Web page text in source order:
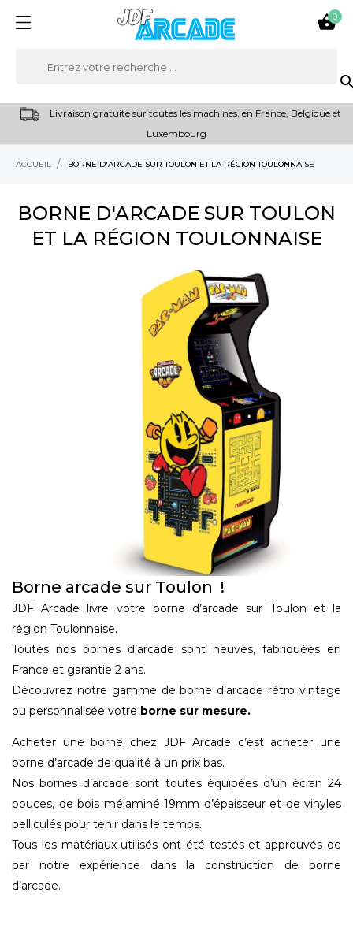

0
Livraison gratuite sur toutes les machines, en France, Belgique et
Luxembourg
ACCUEIL BORNE D'ARCADE SUR TOULON ET LA RÉGION TOULONNAISE
BORNE D'ARCADE SUR TOULON
ET LA RÉGION TOULONNAISE
Borne arcade sur Toulon !
JDF Arcade livre votre borne d’arcade sur Toulon et la
région Toulonnaise.
Toutes nos bornes d’arcade sont neuves, fabriquées en
France et garantie 2 ans.
Découvrez notre gamme de borne d’arcade rétro vintage
ou personnalisée votre borne sur mesure.
Acheter une borne chez JDF Arcade c’est acheter une
borne d’arcade de qualité à un prix bas.
Nos bornes d’arcade sont toutes équipées d’un écran 24
pouces, de bois mélaminé 19mm d’épaisseur et de vinyles
pelliculés pour tenir dans le temps.
Tous les matériaux utilisés ont été testés et approuvés de
par notre expérience dans la construction de borne
d’arcade.